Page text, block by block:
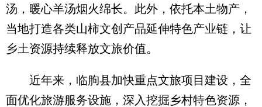
汤，暖心羊汤烟火绵长。此外，依托本土物产，
当地打造各类山柿文创产品延伸特色产业链，让
乡土资源持续释放文旅价值。
近年来，临朐县加快重点文旅项目建设，全
面优化旅游服务设施，深入挖掘乡村特色资源，